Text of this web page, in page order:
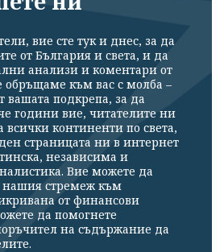
вие сте тук и днес, за да
от България и света, и да
анализи и коментари от
обръщаме към вас с молба –
подкрепа, за да
години вие, читателите ни
континенти по света,
страницата ни в интернет
независима и
Вие можете да
нашия стремеж към
от финансови
да помогнете
на съдържание да